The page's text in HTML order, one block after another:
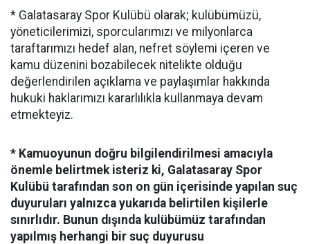
* Galatasaray Spor Kulübü olarak; kulübümüzü,
yöneticilerimizi, sporcularımızı ve milyonlarca
taraftarımızı hedef alan, nefret söylemi içeren ve
kamu düzenini bozabilecek nitelikte olduğu
değerlendirilen açıklama ve paylaşımlar hakkında
hukuki haklarımızı kararlılıkla kullanmaya devam
etmekteyiz.
* Kamuoyunun doğru bilgilendirilmesi amacıyla
önemle belirtmek isteriz ki, Galatasaray Spor
Kulübü tarafından son on gün içerisinde yapılan suç
duyuruları yalnızca yukarıda belirtilen kişilerle
sınırlıdır. Bunun dışında kulübümüz tarafından
yapılmış herhangi bir suç duyurusu